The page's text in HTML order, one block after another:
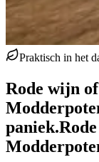
Praktisch in het
Rode wijn
paniek.